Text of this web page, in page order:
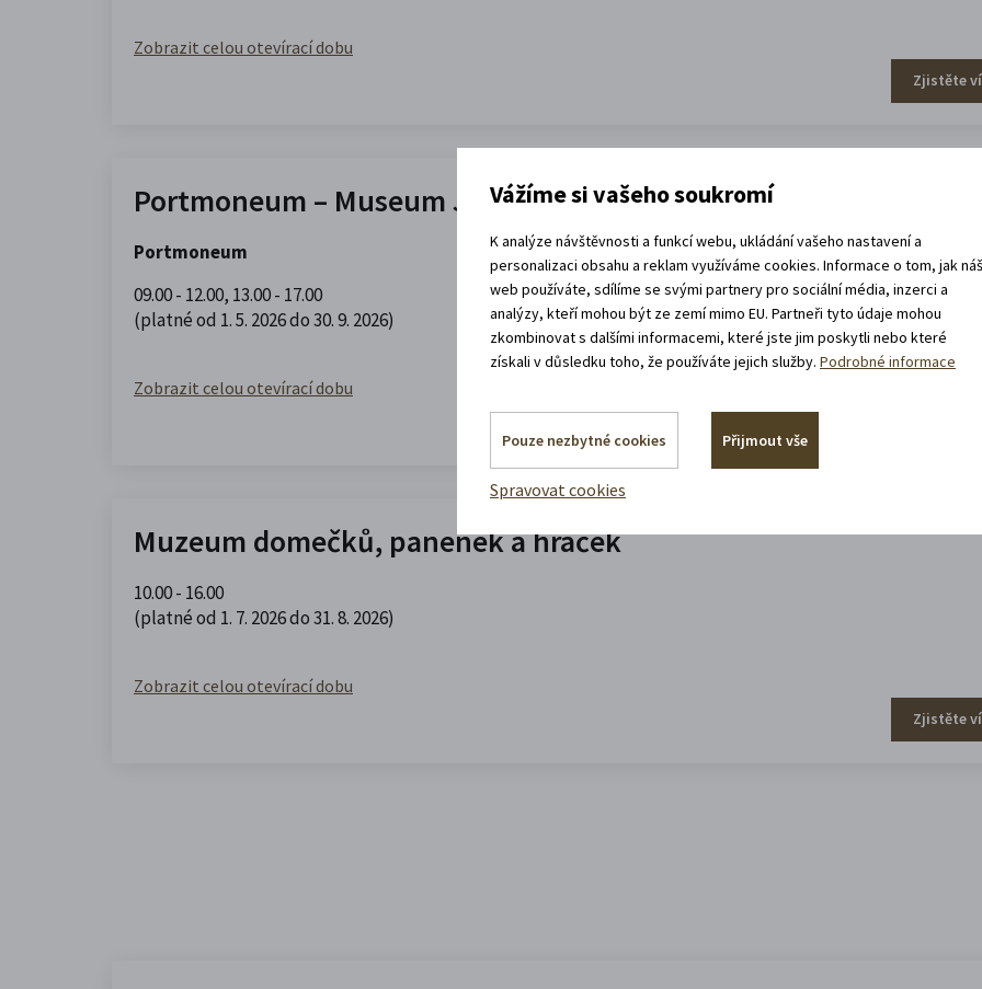
Zobrazit celou otevírací dobu
Zjistěte
Portmoneum – Museum Josefa Váchala
Portmoneum
09.00 - 12.00, 13.00 - 17.00
(platné od 1. 5. 2026 do 30. 9. 2026)
Zobrazit celou otevírací dobu
Muzeum domečků, panenek a hraček
10.00 - 16.00
(platné od 1. 7. 2026 do 31. 8. 2026)
Zobrazit celou otevírací dobu
Zjistěte
Vážíme si vašeho soukromí
K analýze návštěvnosti a funkcí webu, ukládání vašeho nastavení a
personalizaci obsahu a reklam využíváme cookies. Informace o tom, jak
web používáte, sdílíme se svými partnery pro sociální média, inzerci a
analýzy, kteří mohou být ze zemí mimo EU. Partneři tyto údaje mohou
zkombinovat s dalšími informacemi, které jste jim poskytli nebo které
získali v důsledku toho, že používáte jejich služby.Podrobné informace
Pouze nezbytné cookies Přijmout vše
Spravovat cookies